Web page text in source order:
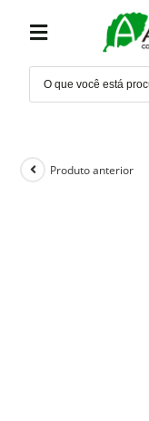
Produto anterior